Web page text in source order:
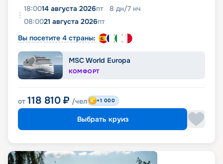
18:0014 августа 2026пт 8 дн/7 нч
08:0021 августа 2026пт
Вы посетите 4 страны:
MSC World Europa
КОМФОРТ
от 118 810 ₽ /чел +1 000
Выбрать круиз